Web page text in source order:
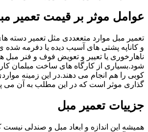
عوامل موثر بر قیمت تعمیر
تعمیر مبل موارد متععددی مثل تعمیر دسته
و کاناپه پشتی های آسیب دیده یا دفرمه
ناهارخوری یا تعییر و تعویض فوف و فنر مبل
شود.بسیاری از کارگاه های ساخت مبلمان کار
کوبی را هم انجام می دهند.در این زمینه
گذاری موثر است که در این مطلب به آن می
جزییات تعمیر مبل
همیشه این اندازه و ابعاد مبل و صندلی نیست